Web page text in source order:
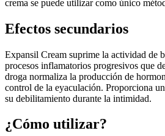
crema se puede utilizar como único
Efectos secundarios
Expansil Cream suprime la actividad de
procesos inflamatorios progresivos que
droga normaliza la producción de
control de la eyaculación. Proporciona
su debilitamiento durante la intimidad.
¿Cómo utilizar?